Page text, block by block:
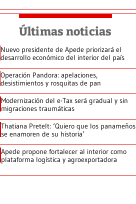
Últimas noticias
Nuevo presidente de Apede priorizará el
desarrollo económico del interior del país
Operación Pandora: apelaciones,
desistimientos y rosquitas de pan
Modernización del e-Tax será gradual y sin
migraciones traumáticas
Thatiana Pretelt: ‘Quiero que los panameños
se enamoren de su historia’
Apede propone fortalecer al interior como
plataforma logística y agroexportadora